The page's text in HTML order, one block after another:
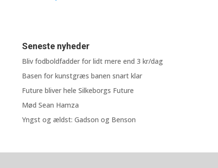
Seneste nyheder
Bliv fodboldfadder for lidt mere end 3 kr/dag
Basen for kunstgræs banen snart klar
Future bliver hele Silkeborgs Future
Mød Sean Hamza
Yngst og ældst: Gadson og Benson